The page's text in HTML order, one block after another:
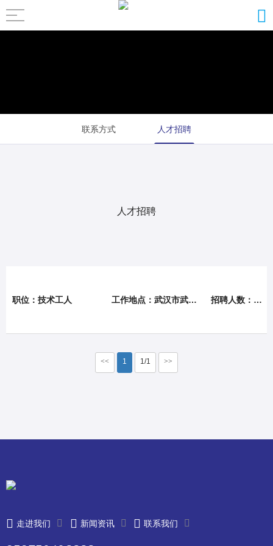
联系方式 人才招聘
人才招聘
职位：技术工人 工作地点：武汉市武昌经济开发区 招聘人数：5人
<< 1 1/1 >>
走进我们 新闻资讯 联系我们